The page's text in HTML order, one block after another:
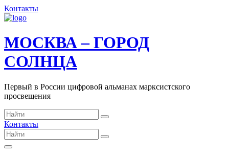
Контакты
МОСКВА – ГОРОД
СОЛНЦА
Первый в России цифровой альманах марксистского
просвещения
Контакты